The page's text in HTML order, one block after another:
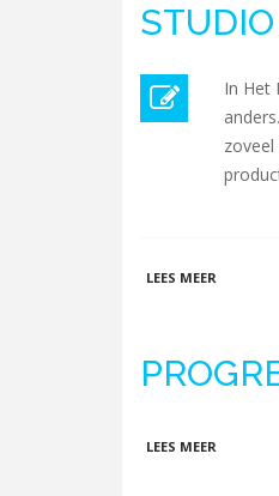
In Het
LEES MEER
LEES MEER